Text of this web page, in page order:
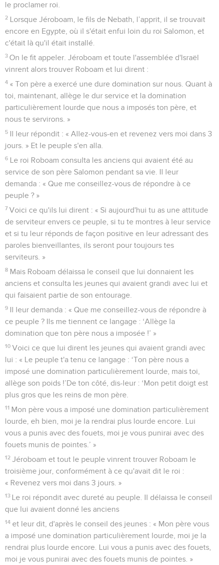
le proclamer roi.
2 Lorsque Jéroboam, le fils de Nebath, l’apprit, il se trouvait
encore en Egypte, où il s'était enfui loin du roi Salomon, et
c'était là qu'il était installé.
3 On le fit appeler. Jéroboam et toute l'assemblée d'Israël
vinrent alors trouver Roboam et lui dirent :
4 « Ton père a exercé une dure domination sur nous. Quant à
toi, maintenant, allège le dur service et la domination
particulièrement lourde que nous a imposés ton père, et
nous te servirons. »
5 Il leur répondit : « Allez-vous-en et revenez vers moi dans 3
jours. » Et le peuple s'en alla.
6 Le roi Roboam consulta les anciens qui avaient été au
service de son père Salomon pendant sa vie. Il leur
demanda : « Que me conseillez-vous de répondre à ce
peuple ? »
7 Voici ce qu'ils lui dirent : « Si aujourd'hui tu as une attitude
de serviteur envers ce peuple, si tu te montres à leur service
et si tu leur réponds de façon positive en leur adressant des
paroles bienveillantes, ils seront pour toujours tes
serviteurs. »
8 Mais Roboam délaissa le conseil que lui donnaient les
anciens et consulta les jeunes qui avaient grandi avec lui et
qui faisaient partie de son entourage.
9 Il leur demanda : « Que me conseillez-vous de répondre à
ce peuple ? Ils me tiennent ce langage : ‘Allège la
domination que ton père nous a imposée !’ »
10 Voici ce que lui dirent les jeunes qui avaient grandi avec
lui : « Le peuple t'a tenu ce langage : ‘Ton père nous a
imposé une domination particulièrement lourde, mais toi,
allège son poids !’De ton côté, dis-leur : ‘Mon petit doigt est
plus gros que les reins de mon père.
11 Mon père vous a imposé une domination particulièrement
lourde, eh bien, moi je la rendrai plus lourde encore. Lui
vous a punis avec des fouets, moi je vous punirai avec des
fouets munis de pointes.’ »
12 Jéroboam et tout le peuple vinrent trouver Roboam le
troisième jour, conformément à ce qu'avait dit le roi :
« Revenez vers moi dans 3 jours. »
13 Le roi répondit avec dureté au peuple. Il délaissa le conseil
que lui avaient donné les anciens
14 et leur dit, d'après le conseil des jeunes : « Mon père vous
a imposé une domination particulièrement lourde, moi je la
rendrai plus lourde encore. Lui vous a punis avec des fouets,
moi je vous punirai avec des fouets munis de pointes. »